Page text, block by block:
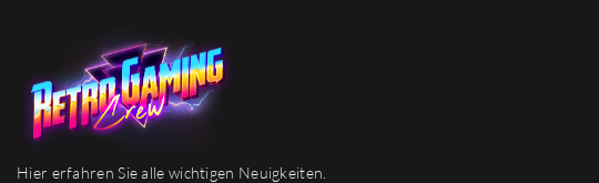
Hier erfahren Sie alle wichtigen Neuigkeiten.